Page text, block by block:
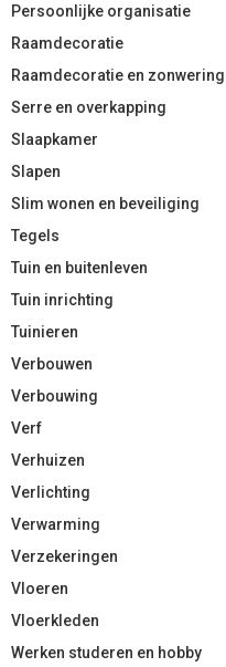
Persoonlijke organisatie
Raamdecoratie
Raamdecoratie en zonwering
Serre en overkapping
Slaapkamer
Slapen
Slim wonen en beveiliging
Tegels
Tuin en buitenleven
Tuin inrichting
Tuinieren
Verbouwen
Verbouwing
Verf
Verhuizen
Verlichting
Verwarming
Verzekeringen
Vloeren
Vloerkleden
Werken studeren en hobby